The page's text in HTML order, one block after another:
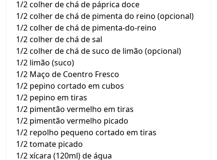
1/2 colher de chá de páprica doce
1/2 colher de chá de pimenta do reino (opcional)
1/2 colher de chá de pimenta-do-reino
1/2 colher de chá de sal
1/2 colher de chá de suco de limão (opcional)
1/2 limão (suco)
1/2 Maço de Coentro Fresco
1/2 pepino cortado em cubos
1/2 pepino em tiras
1/2 pimentão vermelho em tiras
1/2 pimentão vermelho picado
1/2 repolho pequeno cortado em tiras
1/2 tomate picado
1/2 xícara (120ml) de água